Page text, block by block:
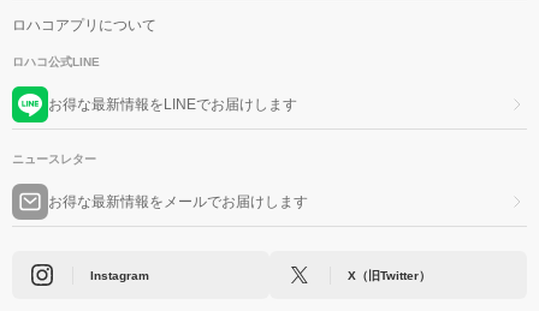
ロハコアプリについて
ロハコ公式LINE
お得な最新情報をLINEでお届けします
ニュースレター
お得な最新情報をメールでお届けします
Instagram X（旧Twitter）